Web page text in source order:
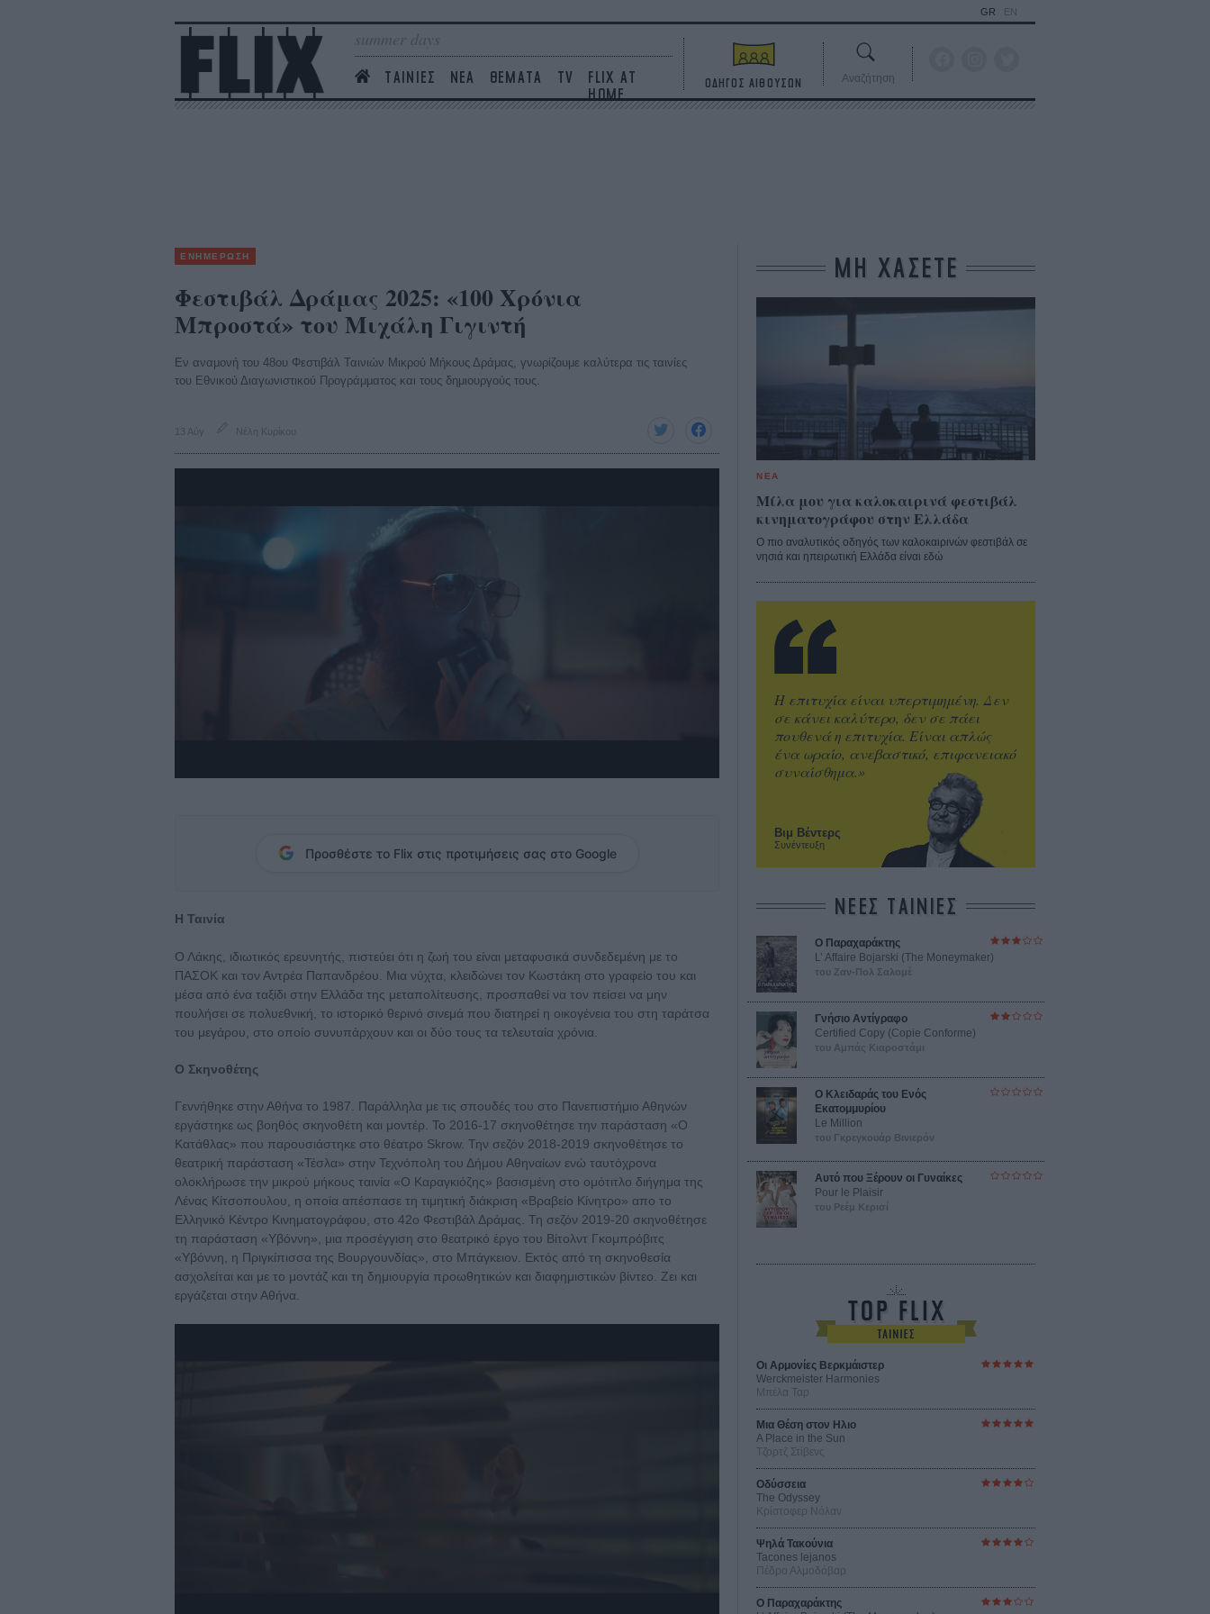
summer days
ΤΑΙΝΙΕΣ ΝΕΑ ΘΕΜΑΤΑ TV
FLIX AT
HOME
GR EN
ΟΔΗΓΟΣ ΑΙΘΟΥΣΩΝ Αναζήτηση
ΕΝΗΜΕΡΩΣΗ
Φεστιβάλ Δράμας 2025: «100 Χρόνια
Μπροστά» του Μιχάλη Γιγιντή
Εν αναμονή του 48ου Φεστιβάλ Ταινιών Μικρού Μήκους Δράμας, γνωρίζουμε καλύτερα τις ταινίες
του Εθνικού Διαγωνιστικού Προγράμματος και τους δημιουργούς τους.
13 Αύγ Νέλη Κυρίκου
Προσθέστε το Flix στις προτιμήσεις σας στο Google
Η Ταινία
Ο Λάκης, ιδιωτικός ερευνητής, πιστεύει ότι η ζωή του είναι μεταφυσικά συνδεδεμένη με το
ΠΑΣΟΚ και τον Αντρέα Παπανδρέου. Μια νύχτα, κλειδώνει τον Κωστάκη στο γραφείο του και
μέσα από ένα ταξίδι στην Ελλάδα της μεταπολίτευσης, προσπαθεί να τον πείσει να μην
πουλήσει σε πολυεθνική, το ιστορικό θερινό σινεμά που διατηρεί η οικογένεια του στη ταράτσα
του μεγάρου, στο οποίο συνυπάρχουν και οι δύο τους τα τελευταία χρόνια.
Ο Σκηνοθέτης
Γεννήθηκε στην Αθήνα το 1987. Παράλληλα με τις σπουδές του στο Πανεπιστήμιο Αθηνών
εργάστηκε ως βοηθός σκηνοθέτη και μοντέρ. Το 2016-17 σκηνοθέτησε την παράσταση «Ο
Κατάθλας» που παρουσιάστηκε στο θέατρο Skrow. Την σεζόν 2018-2019 σκηνοθέτησε το
θεατρική παράσταση «Τέσλα» στην Τεχνόπολη του Δήμου Αθηναίων ενώ ταυτόχρονα
ολοκλήρωσε την μικρού μήκους ταινία «Ο Καραγκιόζης» βασισμένη στο ομότιτλο διήγημα της
Λένας Κίτσοπουλου, η οποία απέσπασε τη τιμητική διάκριση «Βραβείο Κίνητρο» απο το
Ελληνικό Κέντρο Κινηματογράφου, στο 42ο Φεστιβάλ Δράμας. Τη σεζόν 2019-20 σκηνοθέτησε
τη παράσταση «Υβόννη», μια προσέγγιση στο θεατρικό έργο του Βίτολντ Γκομπρόβιτς
«Υβόννη, η Πριγκίπισσα της Βουργουνδίας», στο Μπάγκειον. Εκτός από τη σκηνοθεσία
ασχολείται και με το μοντάζ και τη δημιουργία προωθητικών και διαφημιστικών βίντεο. Ζει και
εργάζεται στην Αθήνα.
ΜΗ ΧΑΣΕΤΕ
ΝΕΑ
Μίλα μου για καλοκαιρινά φεστιβάλ
κινηματογράφου στην Ελλάδα
Ο πιο αναλυτικός οδηγός των καλοκαιρινών φεστιβάλ σε
νησιά και ηπειρωτική Ελλάδα είναι εδώ
Βιμ Βέντερς
Συνέντευξη
Η επιτυχία είναι υπερτιμημένη. Δεν
σε κάνει καλύτερο, δεν σε πάει
πουθενά η επιτυχία. Είναι απλώς
ένα ωραίο, ανεβαστικό, επιφανειακό
συναίσθημα.»
ΝΕΕΣ ΤΑΙΝΙΕΣ
Ο Παραχαράκτης
L’ Affaire Bojarski (The Moneymaker)
του Ζαν-Πολ Σαλομέ
Γνήσιο Αντίγραφο
Certified Copy (Copie Conforme)
του Αμπάς Κιαροστάμι
Ο Κλειδαράς του Ενός
Εκατομμυρίου
Le Million
του Γκρεγκουάρ Βινιερόν
Αυτό που Ξέρουν οι Γυναίκες
Pour le Plaisir
του Ρεέμ Κερισί
Οι Αρμονίες Βερκμάιστερ
Werckmeister Harmonies
Μπέλα Ταρ
Μια Θέση στον Ηλιο
A Place in the Sun
Τζορτζ Στίβενς
Οδύσσεια
The Odyssey
Κρίστοφερ Νόλαν
Ψηλά Τακούνια
Tacones lejanos
Πέδρο Αλμοδόβαρ
Ο Παραχαράκτης